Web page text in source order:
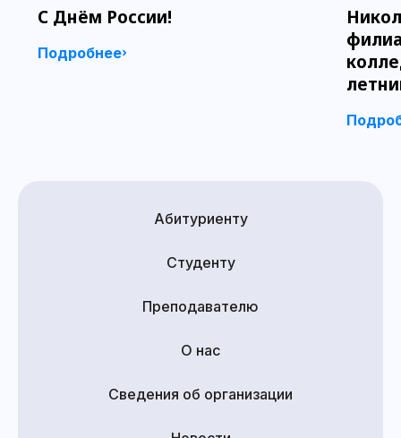
С Днём России!
Подробнее
Абитуриенту
Студенту
Преподавателю
О нас
Сведения об организации